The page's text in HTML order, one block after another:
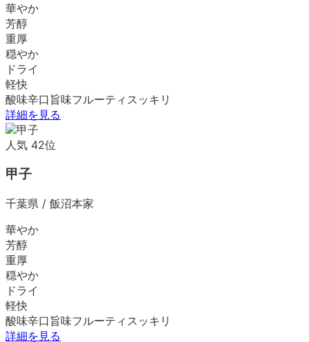
華やか
芳醇
重厚
穏やか
ドライ
軽快
酸味辛口 旨味フルーティ スッキリ
詳細を見る
人気 42位
甲子
千葉県 / 飯沼本家
華やか
芳醇
重厚
穏やか
ドライ
軽快
酸味辛口 旨味フルーティ スッキリ
詳細を見る